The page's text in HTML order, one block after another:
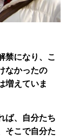
禁になり、こ
なかったの
増えていま
ば、自分たち
そこで自分た